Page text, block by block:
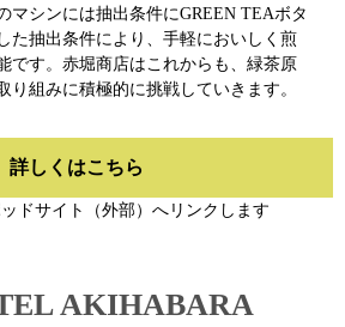
マシンには抽出条件にGREEN TEAボタ
た抽出条件により、手軽においしく煎
です。赤堀商店はこれからも、緑茶原
り組みに積極的に挑戦していきます。
詳しくはこちら
ドサイト（外部）へリンクします
AKIHABARA